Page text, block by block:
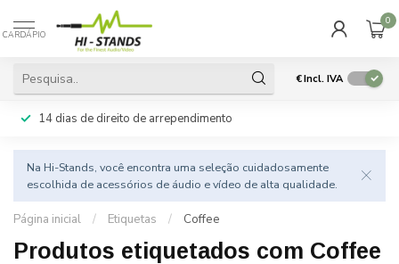
CARDÁPIO
0
€Incl. IVA
14 dias de direito de arrependimento
Na Hi-Stands, você encontra uma seleção cuidadosamente
escolhida de acessórios de áudio e vídeo de alta qualidade.
Página inicial / Etiquetas / Coffee
Produtos etiquetados com Coffee